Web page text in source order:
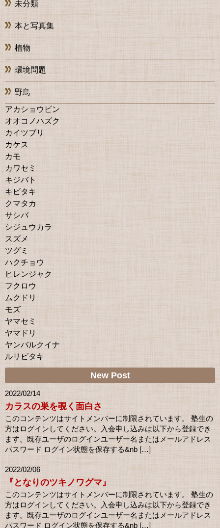
未分類
本と写真集
植物
環境問題
野鳥
アカショウビン
オオコノハズク
カイツブリ
カケス
カモ
カワセミ
キジバト
キビタキ
クマタカ
サシバ
シジュウカラ
スズメ
ツグミ
ハクチョウ
ヒレンジャク
フクロウ
ムクドリ
モズ
ヤマセミ
ヤマドリ
ヤンバルクイナ
ルリビタキ
New Post
2022/02/14
カラスの巣を覗く面白さ
このコンテンツはサイトメンバーに制限されています。 塾生の
方はログインしてください。入会申し込みは以下から登録でき
ます。既存ユーザのログインユーザー名またはメールアドレス
パスワード ログイン状態を保存する&nb […]
2022/02/06
『となりのツキノワグマ』
このコンテンツはサイトメンバーに制限されています。 塾生の
方はログインしてください。入会申し込みは以下から登録でき
ます。既存ユーザのログインユーザー名またはメールアドレス
パスワード ログイン状態を保存する&nb […]